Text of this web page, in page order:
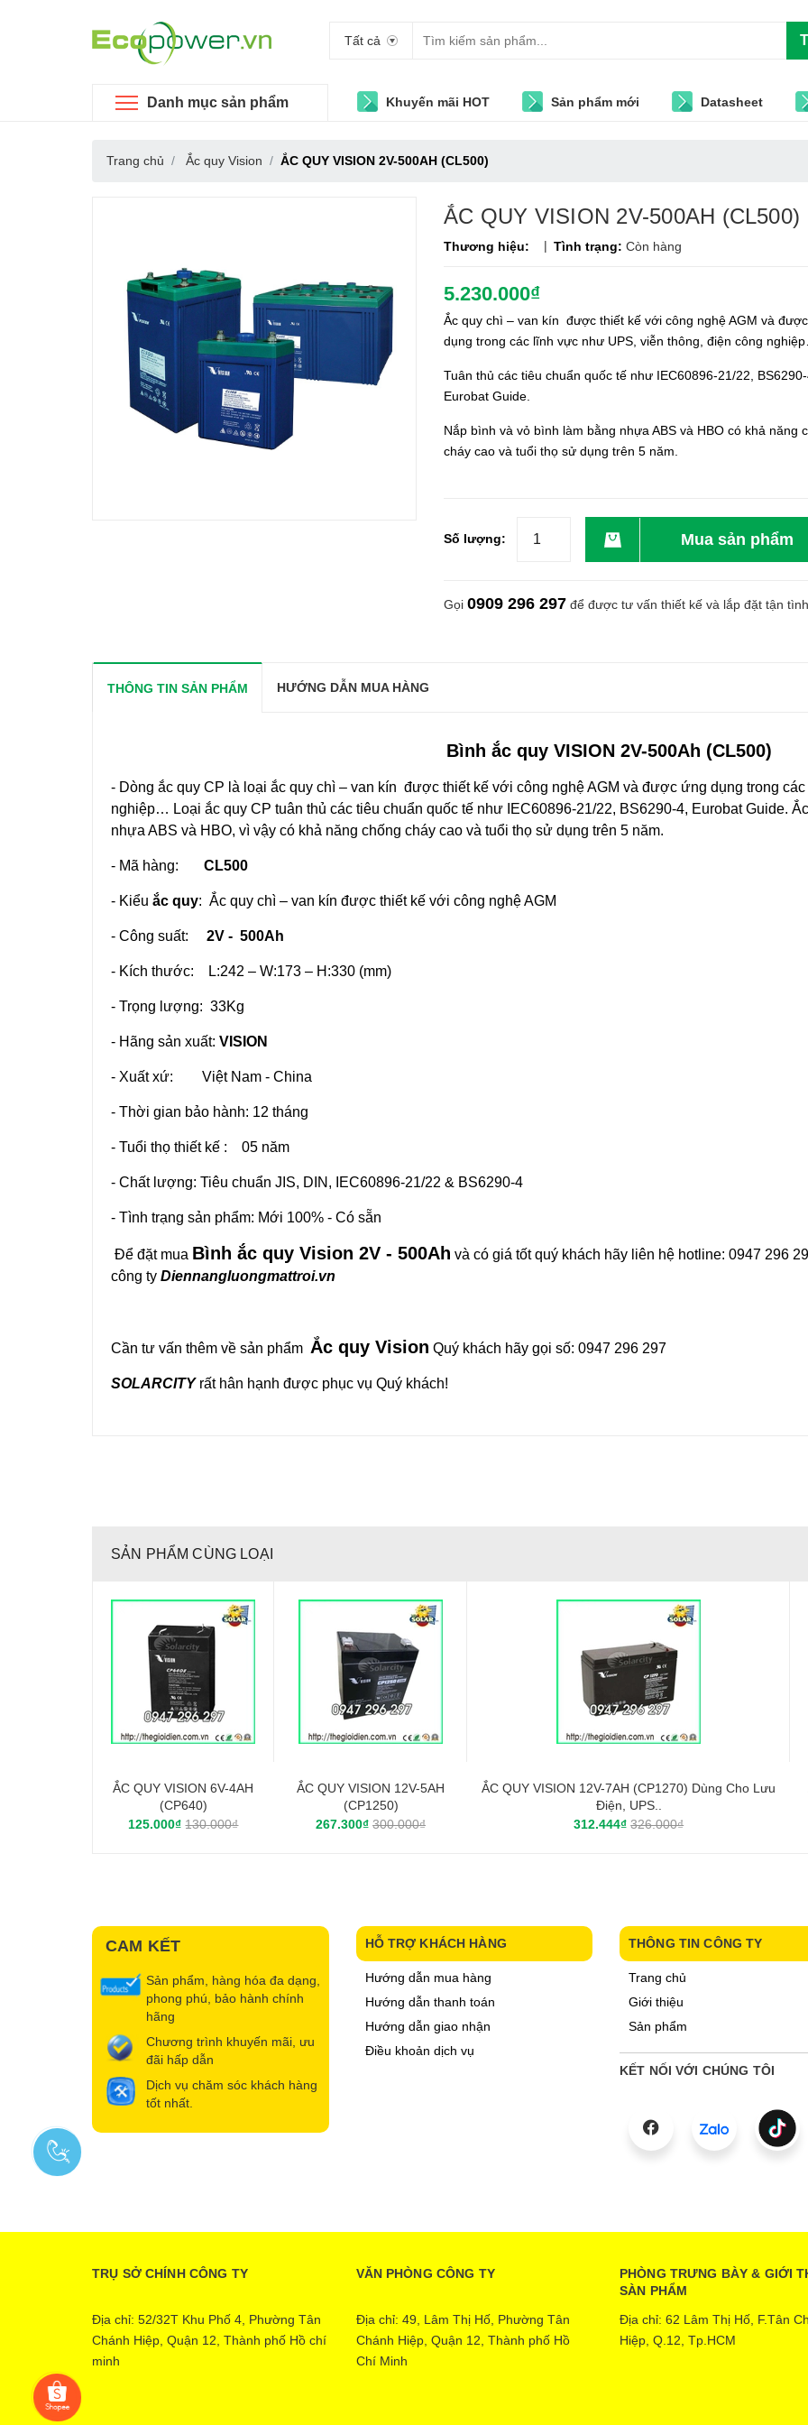
Tất cả
Danh mục sản phẩm Khuyến mãi HOT Sản phẩm mới Datasheet
Trang chủ Ắc quy Vision ẮC QUY VISION 2V-500AH (CL500)
ẮC QUY VISION 2V-500AH (CL500)
Thương hiệu: | Tình trạng: Còn hàng
5.230.000₫
Ắc quy chì – van kín được thiết kế với công nghệ AGM và
dụng trong các lĩnh vực như UPS, viễn thông, điện công
Tuân thủ các tiêu chuẩn quốc tế như IEC60896-21/22, BS6290-
Eurobat Guide.
Nắp bình và vỏ bình làm bằng nhựa ABS và HBO có khả năng
cháy cao và tuổi thọ sử dụng trên 5 năm.
Số lượng: Mua sản phẩm
Gọi 0909 296 297 để được tư vấn thiết kế và lắp đặt tận
THÔNG TIN SẢN PHẨM HƯỚNG DẪN MUA HÀNG
Bình ắc quy VISION 2V-500Ah (CL500)
- Dòng ắc quy CP là loại ắc quy chì – van kín được thiết kế với công nghệ AGM và được ứng dụng trong
nghiệp… Loại ắc quy CP tuân thủ các tiêu chuẩn quốc tế như IEC60896-21/22, BS6290-4, Eurobat Guide.
nhựa ABS và HBO, vì vậy có khả năng chống cháy cao và tuổi thọ sử dụng trên 5 năm.
- Mã hàng: CL500
- Kiểu ắc quy: Ắc quy chì – van kín được thiết kế với công nghệ AGM
- Công suất: 2V - 500Ah
- Kích thước: L:242 – W:173 – H:330 (mm)
- Trọng lượng: 33Kg
- Hãng sản xuất: VISION
- Xuất xứ: Việt Nam - China
- Thời gian bảo hành: 12 tháng
- Tuổi thọ thiết kế : 05 năm
- Chất lượng: Tiêu chuẩn JIS, DIN, IEC60896-21/22 & BS6290-4
- Tình trạng sản phẩm: Mới 100% - Có sẵn
Để đặt mua Bình ắc quy Vision 2V - 500Ah và có giá tốt quý khách hãy liên hệ hotline: 0947 296
công ty Diennangluongmattroi.vn
Cần tư vấn thêm về sản phẩm Ắc quy Vision Quý khách hãy gọi số: 0947 296 297
SOLARCITYrất hân hạnh được phục vụ Quý khách!
SẢN PHẨM CÙNG LOẠI
ẮC QUY VISION 6V-4AH
(CP640)
125.000₫130.000₫
ẮC QUY VISION 12V-5AH
(CP1250)
267.300₫300.000₫
ẮC QUY VISION 12V-7AH (CP1270) Dùng Cho Lưu
Điện, UPS..
312.444₫326.000₫
CAM KẾT
Sản phẩm, hàng hóa đa dạng,
phong phú, bảo hành chính
hãng
Chương trình khuyến mãi, ưu
đãi hấp dẫn
Dịch vụ chăm sóc khách hàng
tốt nhất.
HỖ TRỢ KHÁCH HÀNG
Hướng dẫn mua hàng
Hướng dẫn thanh toán
Hướng dẫn giao nhận
Điều khoản dịch vụ
THÔNG TIN CÔNG TY
Trang chủ
Giới thiệu
Sản phẩm
KẾT NỐI VỚI CHÚNG TÔI
TRỤ SỞ CHÍNH CÔNG TY
Địa chỉ: 52/32T Khu Phố 4, Phường Tân
Chánh Hiệp, Quận 12, Thành phố Hồ chí
minh
VĂN PHÒNG CÔNG TY
Địa chỉ: 49, Lâm Thị Hố, Phường Tân
Chánh Hiệp, Quận 12, Thành phố Hồ
Chí Minh
PHÒNG TRƯNG BÀY & GIỚI
SÀN PHẨM
Địa chỉ: 62 Lâm Thị Hố, F.Tân
Hiệp, Q.12, Tp.HCM